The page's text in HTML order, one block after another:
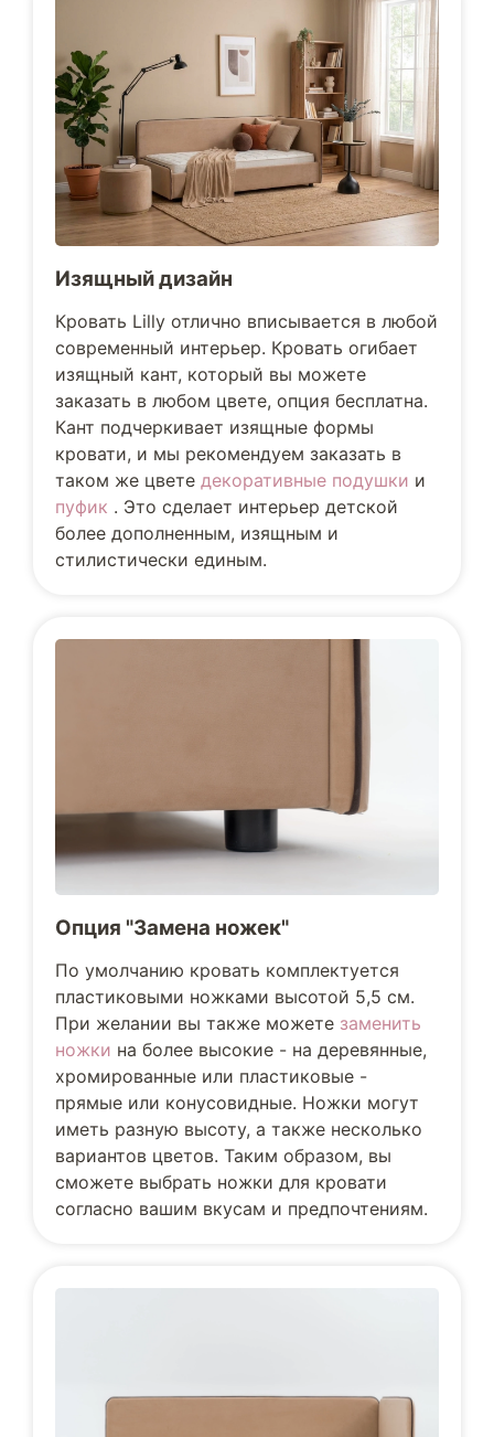
Изящный дизайн
Кровать Lilly отлично вписывается в любой
современный интерьер. Кровать огибает
изящный кант, который вы можете
заказать в любом цвете, опция бесплатна.
Кант подчеркивает изящные формы
кровати, и мы рекомендуем заказать в
таком же цвете декоративные подушки и
пуфик . Это сделает интерьер детской
более дополненным, изящным и
стилистически единым.
Опция "Замена ножек"
По умолчанию кровать комплектуется
пластиковыми ножками высотой 5,5 см.
При желании вы также можете заменить
ножки на более высокие - на деревянные,
хромированные или пластиковые -
прямые или конусовидные. Ножки могут
иметь разную высоту, а также несколько
вариантов цветов. Таким образом, вы
сможете выбрать ножки для кровати
согласно вашим вкусам и предпочтениям.